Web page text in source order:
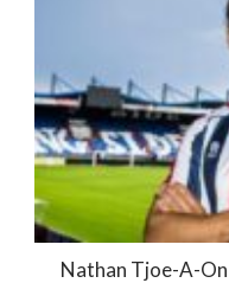
Nathan Tjoe-A-